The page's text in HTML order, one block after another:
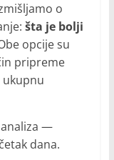
o
šta je bolji
opcije su
pripreme
ukupnu
analiza —
dana.